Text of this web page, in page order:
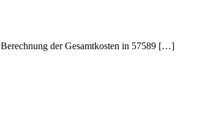
der Gesamtkosten in 57589 […]